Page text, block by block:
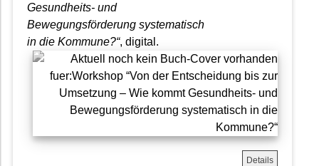
Gesundheits- und
Bewegungsförderung systematisch
in die Kommune?“, digital.
Details